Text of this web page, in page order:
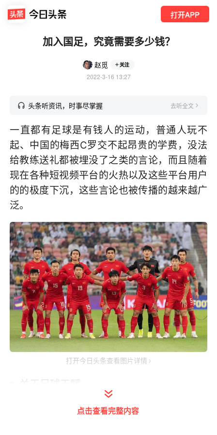
打开APP
加入国足，究竟需要多少钱？
赵觅 关注
2022-3-16 13:27
头条听资讯，时事尽掌握 去听全文
一直都有足球是有钱人的运动，普通人玩不
起、中国的梅西C罗交不起昂贵的学费，没法
给教练送礼都被埋没了之类的言论，而且随着
现在各种短视频平台的火热以及这些平台用户
的的极度下沉，这些言论也被传播的越来越广
泛。
打开今日头条查看图片详情
首先咱们来讲讲足球天赋，这东西不像潜力，
点击查看完整内容